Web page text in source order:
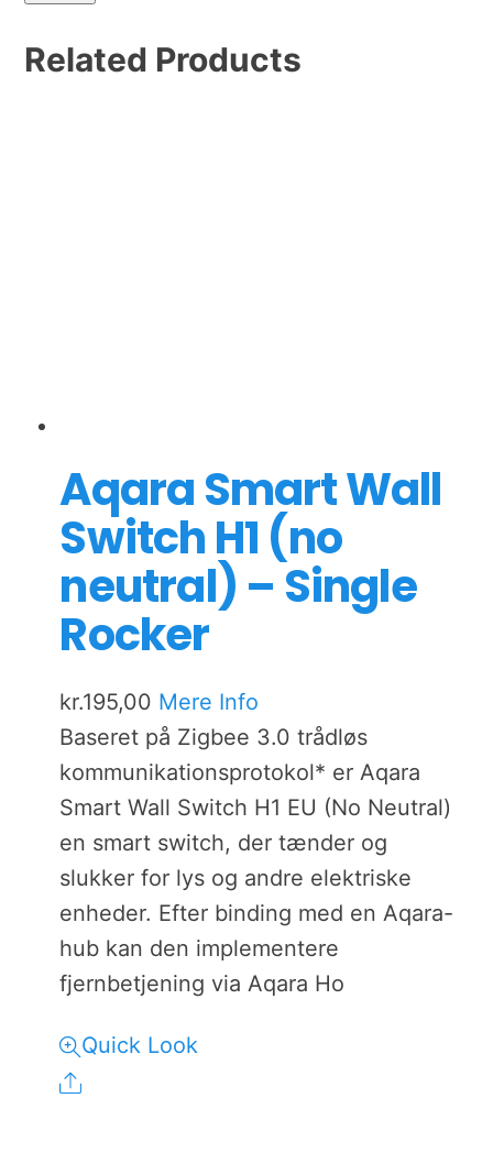
Related Products
Aqara Smart Wall
Switch H1 (no
neutral) – Single
Rocker
kr.195,00 Mere Info
Baseret på Zigbee 3.0 trådløs
kommunikationsprotokol* er Aqara
Smart Wall Switch H1 EU (No Neutral)
en smart switch, der tænder og
slukker for lys og andre elektriske
enheder. Efter binding med en Aqara-
hub kan den implementere
fjernbetjening via Aqara Ho
Quick Look
Share